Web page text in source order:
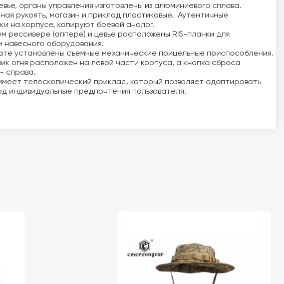
органы управления изготовлены из алюминиевого сплава.
рукоять, магазин и приклад пластиковые.  Аутентичные
на корпусе, копируют боевой аналог.
рессивере (аппере) и цевье расположены RIS-планки для
навесного оборудования.
установлены съемные механические прицельные приспособления.
огня расположен на левой части корпуса, а кнопка сброса
справа.
телескопический приклад, который позволяет адаптировать
индивидуальные предпочтения пользователя.